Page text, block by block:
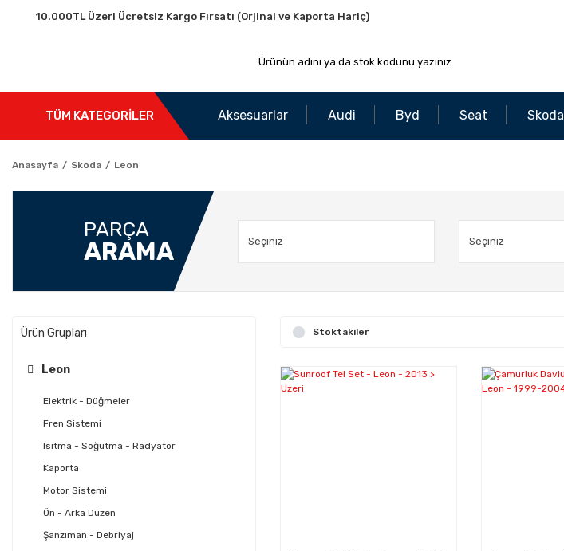
10.000TL Üzeri Ücretsiz Kargo Fırsatı (Orjinal ve Kaporta Hariç)
TÜM KATEGORİLER Aksesuarlar Audi Byd Seat Skoda
Anasayfa Skoda Leon
PARÇA
ARAMA
Ürün Grupları
Leon
Elektrik - Düğmeler
Fren Sistemi
Isıtma - Soğutma - Radyatör
Kaporta
Motor Sistemi
Ön - Arka Düzen
Şanzıman - Debriyaj
Stoktakiler